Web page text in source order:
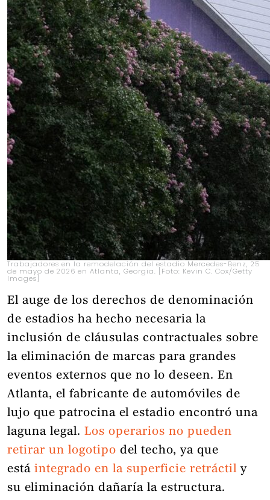
Trabajadores en la remodelación del estadio Mercedes-Benz, 25
de mayo de 2026 en Atlanta, Georgia. [Foto: Kevin C. Cox/Getty
Images]
El auge de los derechos de denominación
de estadios ha hecho necesaria la
inclusión de cláusulas contractuales sobre
la eliminación de marcas para grandes
eventos externos que no lo deseen. En
Atlanta, el fabricante de automóviles de
lujo que patrocina el estadio encontró una
laguna legal. Los operarios no pueden
retirar un logotipo del techo, ya que
está integrado en la superficie retráctil y
su eliminación dañaría la estructura.